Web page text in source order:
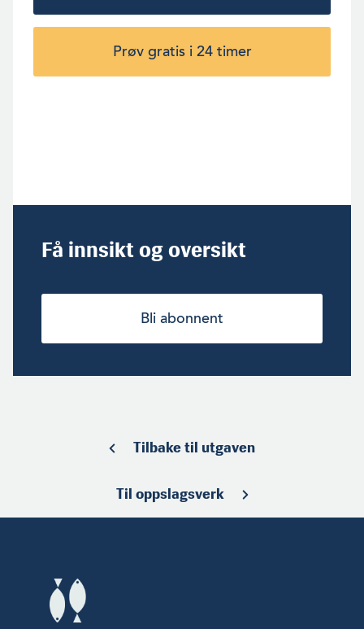
Prøv gratis i 24 timer
Få innsikt og oversikt
Bli abonnent
Tilbake til utgaven
Til oppslagsverk